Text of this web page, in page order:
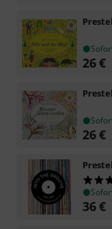
26€
26€
36€